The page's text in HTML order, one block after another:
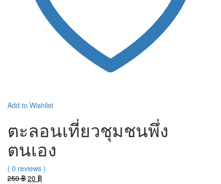
Add to Wishlist
ตะลอนเที่ยวชุมชนพึ่ง
ตนเอง
( 0 reviews )
250฿ Original
20 ฿Current